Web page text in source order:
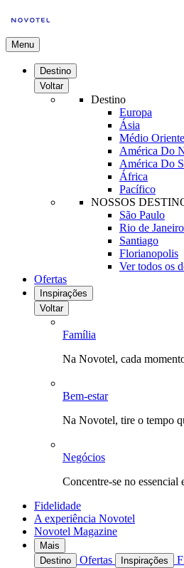
Menu
Destino
Voltar
Destino
Europa
Ásia
Médio Oriente
América Do
América Do
África
Pacífico
NOSSOS
São Paulo
Rio de Janeiro
Santiago
Florianopolis
Ver todos os
Ofertas
Inspirações
Voltar
Família
Na Novotel, cada
Bem-estar
Na Novotel, tire o tempo
Negócios
Concentre-se no essencial
Fidelidade
A experiência Novotel
Novotel Magazine
Mais
Destino
Ofertas Inspirações